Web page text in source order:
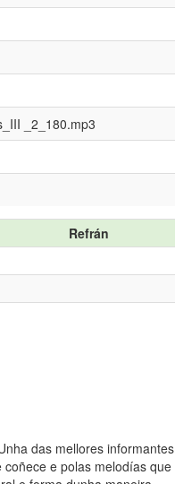
_2_180.mp3
Refrán
das mellores informantes
e polas melodías que